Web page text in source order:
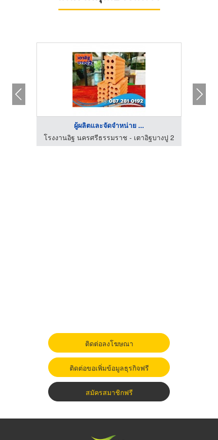
ผู้ผลิตและจัดจำหน่าย ...
โรงงานอิฐ นครศรีธรรมราช - เตาอิฐบางปู 2
ติดต่อลงโฆษณา
ติดต่อขอเพิ่มข้อมูลธุรกิจฟรี
สมัครสมาชิกฟรี